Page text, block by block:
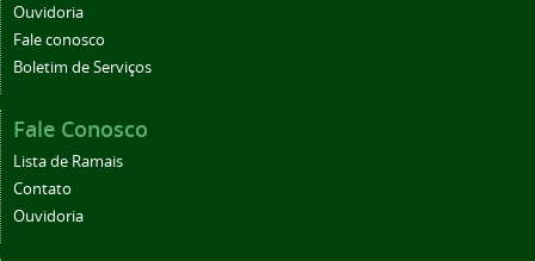
Ouvidoria
Fale conosco
Boletim de Serviços
Fale Conosco
Lista de Ramais
Contato
Ouvidoria